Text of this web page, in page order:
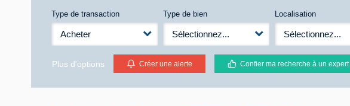
Type de transaction
Acheter
Type de bien
Sélectionnez...
Localisation
Sélectionnez...
Plus d'options Créer une alerte Confier ma recherche à un expert